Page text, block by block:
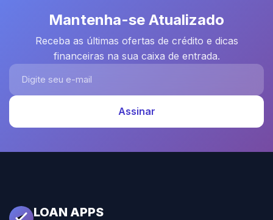
Mantenha-se Atualizado
Receba as últimas ofertas de crédito e dicas
financeiras na sua caixa de entrada.
Digite seu e-mail
Assinar
LOAN APPS